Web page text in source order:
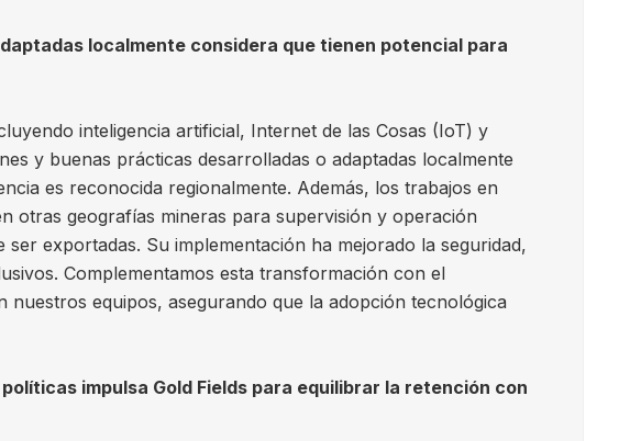
localmente considera que tienen potencial para
inteligencia artificial, Internet de las Cosas (IoT) y
y buenas prácticas desarrolladas o adaptadas localmente
es reconocida regionalmente. Además, los trabajos en
otras geografías mineras para supervisión y operación
exportadas. Su implementación ha mejorado la seguridad,
Complementamos esta transformación con el
equipos, asegurando que la adopción tecnológica
impulsa Gold Fields para equilibrar la retención con